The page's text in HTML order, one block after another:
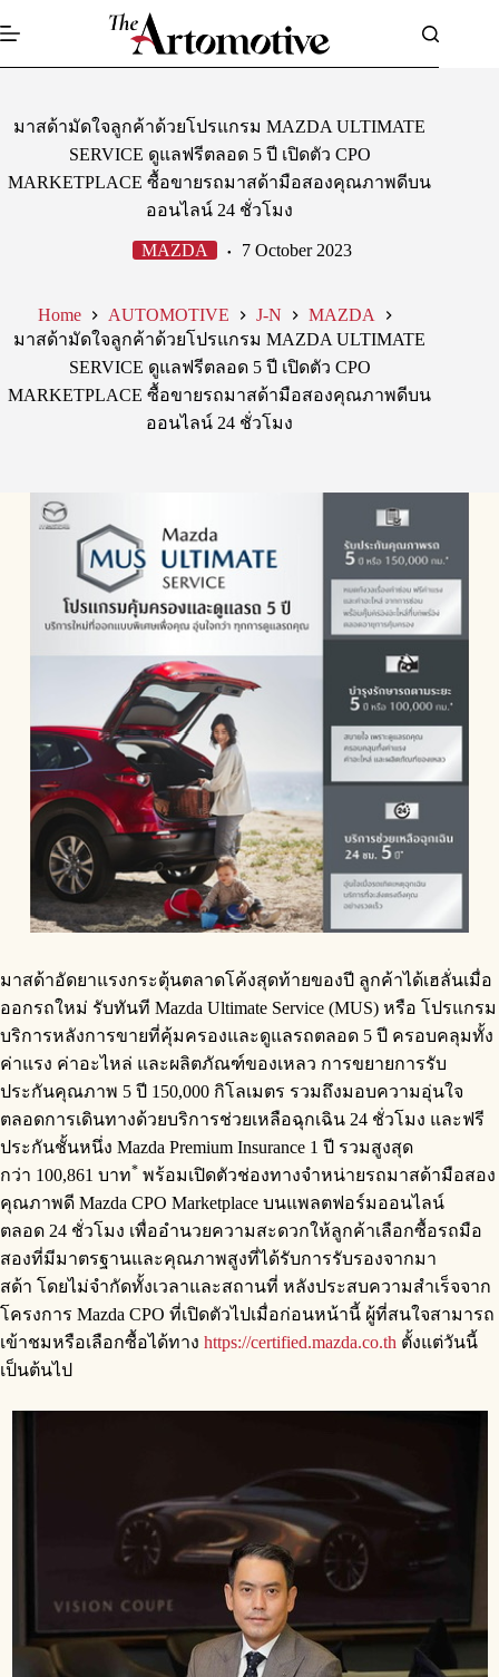
to
มาสด้ามัดใจลูกค้าด้วยโปรแกรม MAZDA ULTIMATE
SERVICE ดูแลฟรีตลอด 5 ปี เปิดตัว CPO
MARKETPLACE ซื้อขายรถมาสด้ามือสองคุณภาพดีบน
ออนไลน์ 24 ชั่วโมง
MAZDA 7 October 2023
Home AUTOMOTIVE J-N
MAZDA
มาสด้ามัดใจลูกค้าด้วยโปรแกรม MAZDA ULTIMATE
SERVICE ดูแลฟรีตลอด 5 ปี เปิดตัว CPO
MARKETPLACE ซื้อขายรถมาสด้ามือสองคุณภาพดีบน
ออนไลน์ 24 ชั่วโมง
มาสด้าอัดยาแรงกระตุ้นตลาดโค้งสุดท้ายของปี ลูกค้าได้เฮลั่นเมื่อ
ออกรถใหม่ รับทันที Mazda Ultimate Service (MUS) หรือ โปรแกรม
บริการหลังการขายที่คุ้มครองและดูแลรถตลอด 5 ปี ครอบคลุมทั้ง
ค่าแรง ค่าอะไหล่ และผลิตภัณฑ์ของเหลว การขยายการรับ
ประกันคุณภาพ 5 ปี 150,000 กิโลเมตร รวมถึงมอบความอุ่นใจ
ตลอดการเดินทางด้วยบริการช่วยเหลือฉุกเฉิน 24 ชั่วโมง และฟรี
ประกันชั้นหนึ่ง Mazda Premium Insurance 1 ปี รวมสูงสุด
กว่า 100,861 บาท* พร้อมเปิดตัวช่องทางจำหน่ายรถมาสด้ามือสอง
คุณภาพดี Mazda CPO Marketplace บนแพลตฟอร์มออนไลน์
ตลอด 24 ชั่วโมง เพื่ออำนวยความสะดวกให้ลูกค้าเลือกซื้อรถมือ
สองที่มีมาตรฐานและคุณภาพสูงที่ได้รับการรับรองจากมา
สด้า โดยไม่จำกัดทั้งเวลาและสถานที่ หลังประสบความสำเร็จจาก
โครงการ Mazda CPO ที่เปิดตัวไปเมื่อก่อนหน้านี้ ผู้ที่สนใจสามารถ
เข้าชมหรือเลือกซื้อได้ทาง https://certified.mazda.co.th ตั้งแต่วันนี้
เป็นต้นไป